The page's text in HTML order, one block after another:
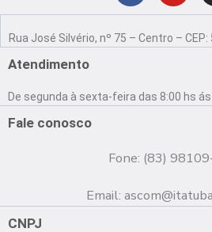
F
c
o
o
Y
u
b
e
Rua José Silvério, nº 75 – Centro –
Atendimento
De segunda à sexta-feira das 8:00 hs ás
Fale conosco
Fone: (83)
Email:
CNPJ